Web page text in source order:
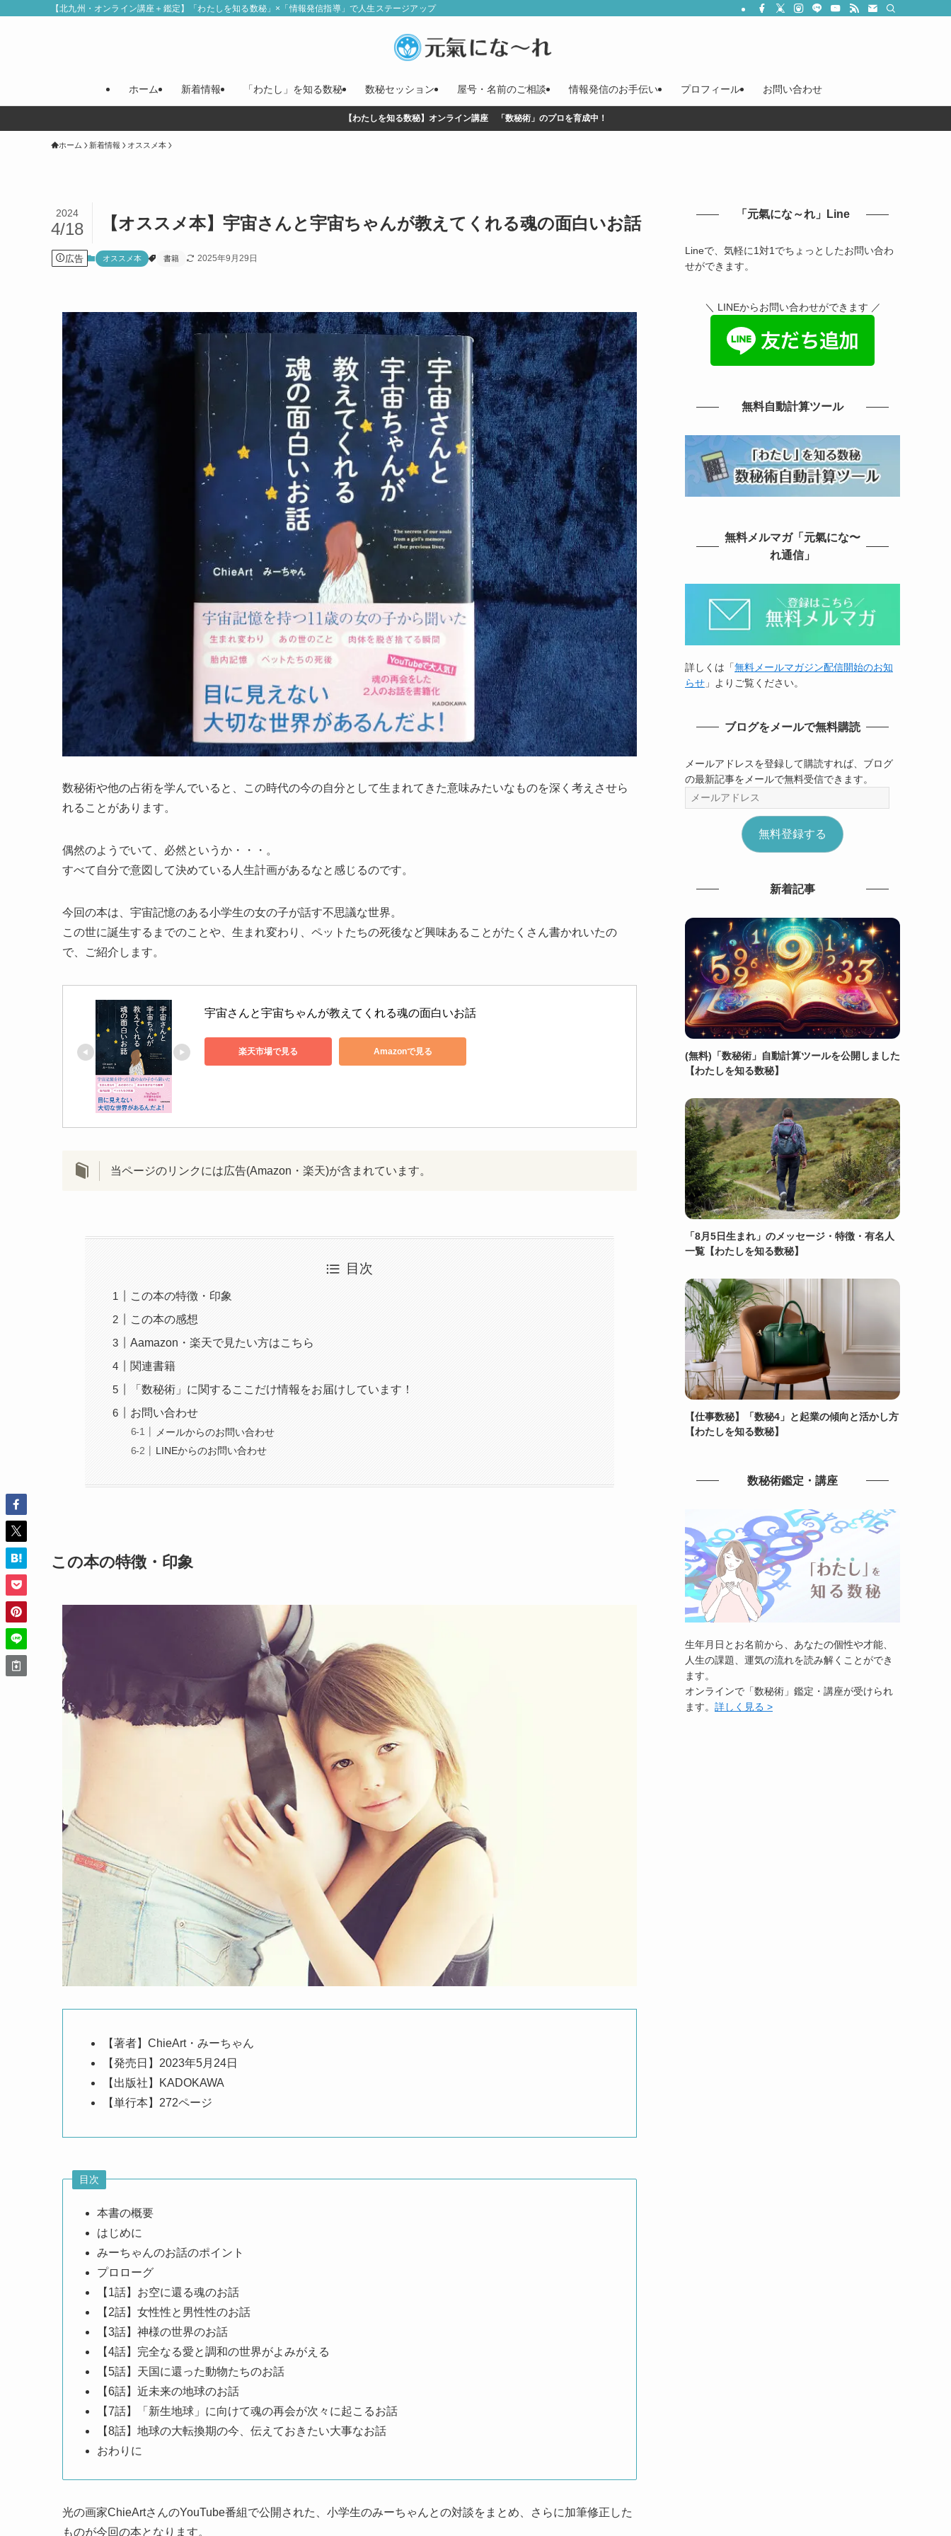
【北九州・オンライン講座＋鑑定】「わたしを知る数秘」×「情報発信指導」で人生ステージアップ
ホーム 新着情報 「わたし」を知る数秘 数秘セッション 屋号・名前のご相談 情報発信のお手伝い プロフィール お問い合わせ
【わたしを知る数秘】オンライン講座 「数秘術」のプロを育成中！
ホーム 新着情報 オススメ本
【オススメ本】宇宙さんと宇宙ちゃんが教えてくれる魂の面白いお話
2024
4/18
広告 オススメ本 書籍 2025年9月29日
数秘術や他の占術を学んでいると、この時代の今の自分として生まれてきた意味みたいなものを深く考えさせら
れることがあります。
偶然のようでいて、必然というか・・・。
すべて自分で意図して決めている人生計画があるなと感じるのです。
今回の本は、宇宙記憶のある小学生の女の子が話す不思議な世界。
この世に誕生するまでのことや、生まれ変わり、ペットたちの死後など興味あることがたくさん書かれいたの
で、ご紹介します。
宇宙さんと宇宙ちゃんが教えてくれる魂の面白いお話
楽天市場で見る Amazonで見る
当ページのリンクには広告(Amazon・楽天)が含まれています。
目次
この本の特徴・印象
この本の感想
Aamazon・楽天で見たい方はこちら
関連書籍
「数秘術」に関するここだけ情報をお届けしています！
お問い合わせ
メールからのお問い合わせ
LINEからのお問い合わせ
この本の特徴・印象
【著者】ChieArt・みーちゃん
【発売日】2023年5月24日
【出版社】KADOKAWA
【単行本】272ページ
目次
本書の概要
はじめに
みーちゃんのお話のポイント
プロローグ
【1話】お空に還る魂のお話
【2話】女性性と男性性のお話
【3話】神様の世界のお話
【4話】完全なる愛と調和の世界がよみがえる
【5話】天国に還った動物たちのお話
【6話】近未来の地球のお話
【7話】「新生地球」に向けて魂の再会が次々に起こるお話
【8話】地球の大転換期の今、伝えておきたい大事なお話
おわりに
光の画家ChieArtさんのYouTube番組で公開された、小学生のみーちゃんとの対談をまとめ、さらに加筆修正した
ものが今回の本となります。
「元氣にな～れ」Line
Lineで、気軽に1対1でちょっとしたお問い合わ
せができます。
＼ LINEからお問い合わせができます ／
無料自動計算ツール
無料メルマガ「元氣にな〜
れ通信」
詳しくは「無料メールマガジン配信開始のお知
らせ 」よりご覧ください。
ブログをメールで無料購読
メールアドレスを登録して購読すれば、ブログ
の最新記事をメールで無料受信できます。
ー
無料登録する
新着記事
(無料)「数秘術」自動計算ツールを公開しました
【わたしを知る数秘】
「8月5日生まれ」のメッセージ・特徴・有名人
一覧【わたしを知る数秘】
【仕事数秘】「数秘4」と起業の傾向と活かし方
【わたしを知る数秘】
数秘術鑑定・講座
生年月日とお名前から、あなたの個性や才能、
人生の課題、運気の流れを読み解くことができ
ます。
オンラインで「数秘術」鑑定・講座が受けられ
ます。 詳しく見る >